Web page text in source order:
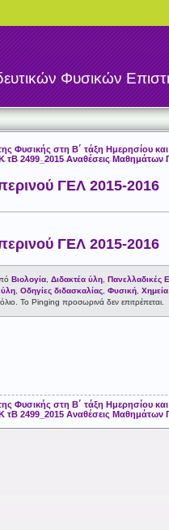
Φυσικών
Φυσικής στη Β΄ τάξη Ημερησίου
τΒ 2499_2015 Αναθέσεις Μαθημάτων
ΓΕΛ 2015-2016
ΓΕΛ 2015-2016
Βιολογία Διδακτέα ύλη Πανελλαδικές
ύλη Οδηγίες διδασκαλίας Φυσική Χημεία
Το Pinging προσωρινά δεν επιτρέπεται.
Φυσικής στη Β΄ τάξη Ημερησίου
τΒ 2499_2015 Αναθέσεις Μαθημάτων